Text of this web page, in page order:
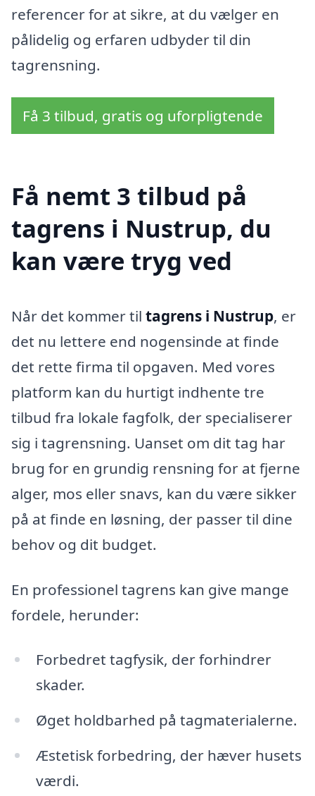
referencer for at sikre, at du vælger en
pålidelig og erfaren udbyder til din
tagrensning.
Få 3 tilbud, gratis og uforpligtende
Få nemt 3 tilbud på
tagrens i Nustrup, du
kan være tryg ved
Når det kommer til tagrens i Nustrup, er
det nu lettere end nogensinde at finde
det rette firma til opgaven. Med vores
platform kan du hurtigt indhente tre
tilbud fra lokale fagfolk, der specialiserer
sig i tagrensning. Uanset om dit tag har
brug for en grundig rensning for at fjerne
alger, mos eller snavs, kan du være sikker
på at finde en løsning, der passer til dine
behov og dit budget.
En professionel tagrens kan give mange
fordele, herunder:
Forbedret tagfysik, der forhindrer
skader.
Øget holdbarhed på tagmaterialerne.
Æstetisk forbedring, der hæver husets
værdi.